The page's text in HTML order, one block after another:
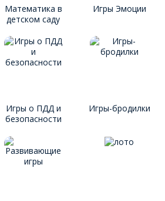
Математика в
детском саду
Игры Эмоции
Игры о ПДД и
безопасности
Игры-бродилки